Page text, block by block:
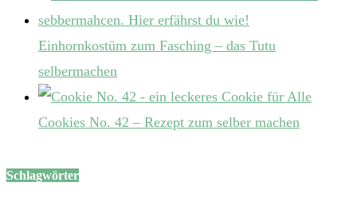
Einhornkostüm zum Fasching – das Tutu
selbermachen
Cookies No. 42 – Rezept zum selber machen
Schlagwörter